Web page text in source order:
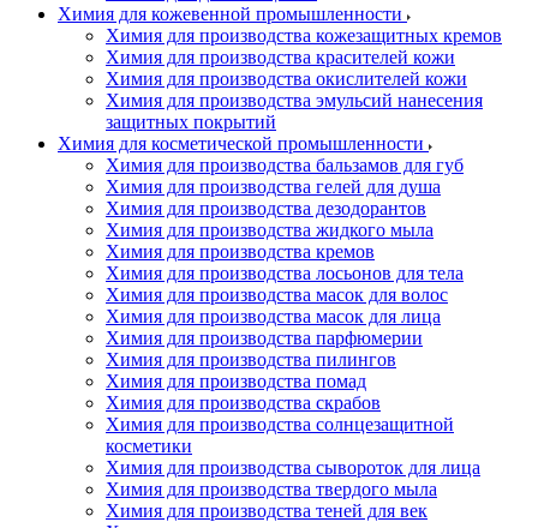
Химия для кожевенной промышленности
Химия для производства кожезащитных кремов
Химия для производства красителей кожи
Химия для производства окислителей кожи
Химия для производства эмульсий нанесения
защитных покрытий
Химия для косметической промышленности
Химия для производства бальзамов для губ
Химия для производства гелей для душа
Химия для производства дезодорантов
Химия для производства жидкого мыла
Химия для производства кремов
Химия для производства лосьонов для тела
Химия для производства масок для волос
Химия для производства масок для лица
Химия для производства парфюмерии
Химия для производства пилингов
Химия для производства помад
Химия для производства скрабов
Химия для производства солнцезащитной
косметики
Химия для производства сывороток для лица
Химия для производства твердого мыла
Химия для производства теней для век